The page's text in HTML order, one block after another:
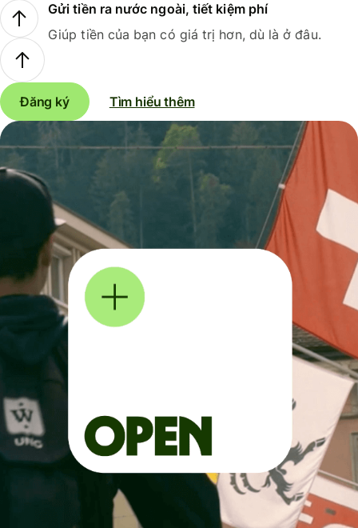
Gửi tiền ra nước ngoài, tiết kiệm phí
Giúp tiền của bạn có giá trị hơn, dù là ở đâu.
Đăng ký Tìm hiểu thêm